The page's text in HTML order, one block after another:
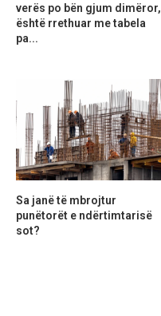
verës po bën gjum dimëror,
është rrethuar me tabela
pa...
Sa janë të mbrojtur
punëtorët e ndërtimtarisë
sot?